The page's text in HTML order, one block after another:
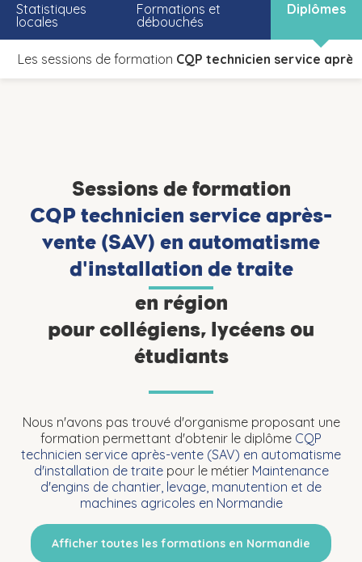
Statistiques
locales
Formations et
débouchés
Diplômes
Les sessions de formation CQP technicien service
Sessions de formation
CQP technicien service après-
vente (SAV) en automatisme
d'installation de traite
en région
pour collégiens, lycéens ou
étudiants
Nous n'avons pas trouvé d'organisme proposant une
formation permettant d'obtenir le diplôme CQP
technicien service après-vente (SAV) en automatisme
d'installation de traitepour le métier Maintenance
d'engins de chantier, levage, manutention et de
machines agricoles en Normandie
Afficher toutes les formations en Normandie